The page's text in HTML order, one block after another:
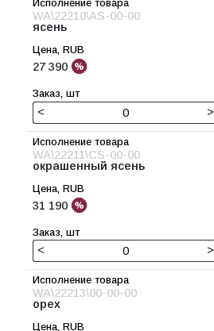
WA\22210\AS-00-00
ясень
27 390
< >
WA\22211\CS-00-00
окрашенный ясень
31 190
< >
WA\22213\00-00-00
орех